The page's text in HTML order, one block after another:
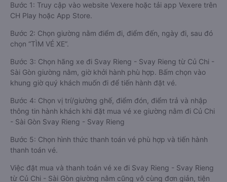
Bước 1: Truy cập vào website Vexere hoặc tải app Vexere trên
CH Play hoặc App Store.
Bước 2: Chọn giường nằm điểm đi, điểm đến, ngày đi, sau đó
chọn “TÌM VÉ XE”.
Bước 3: Chọn hãng xe đi Svay Rieng - Svay Rieng từ Củ Chi -
Sài Gòn giường nằm, giờ khởi hành phù hợp. Bấm chọn vào
khung giờ quý khách muốn đi để tiến hành đặt vé.
Bước 4: Chọn vị trí/giường ghế, điểm đón, điểm trả và nhập
thông tin hành khách khi đặt mua vé xe giường nằm đi Củ Chi
- Sài Gòn Svay Rieng - Svay Rieng
Bước 5: Chọn hình thức thanh toán vé phù hợp và tiến hành
thanh toán vé.
Việc đặt mua và thanh toán vé xe đi Svay Rieng - Svay Rieng
từ Củ Chi - Sài Gòn giường nằm cũng vô cùng đơn giản, tiện